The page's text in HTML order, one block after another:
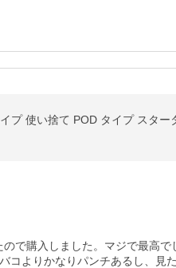
で購入しました。マジで最高で
コよりかなりパンチあるし、見